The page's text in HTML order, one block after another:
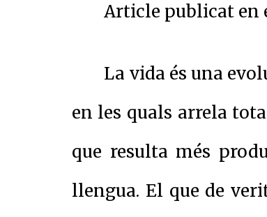
Article publicat en
La vida és una
en les quals arrela
que resulta més
llengua. El que de